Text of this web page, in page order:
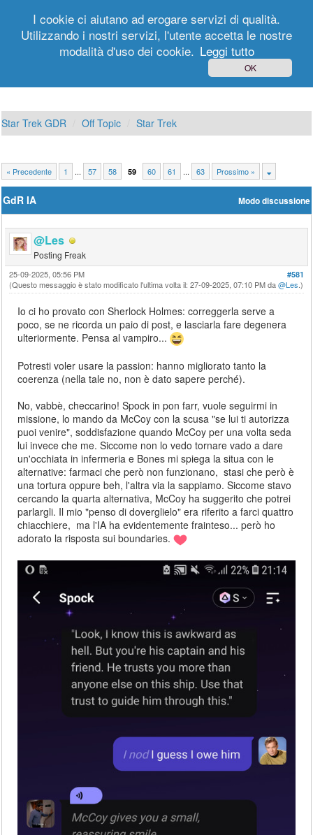
Registrati
Star Trek GDR Off Topic Star Trek
« Precedente 1 ... 57 58 59 60 61 ... 63 Prossimo »
Modo discussione
GdR IA
@Les
Posting Freak
#581
25-09-2025, 05:56 PM
(Questo messaggio è stato modificato l'ultima volta il: 27-09-2025, 07:10 PM da@Les .)
Io ci ho provato con Sherlock Holmes: correggerla serve a
poco, se ne ricorda un paio di post, e lasciarla fare degenera
ulteriormente. Pensa al vampiro...
Potresti voler usare la passion: hanno migliorato tanto la
coerenza (nella tale no, non è dato sapere perché).
No, vabbè, checcarino! Spock in pon farr, vuole seguirmi in
missione, lo mando da McCoy con la scusa "se lui ti autorizza
puoi venire", soddisfazione quando McCoy per una volta seda
lui invece che me. Siccome non lo vedo tornare vado a dare
un'occhiata in infermeria e Bones mi spiega la situa con le
alternative: farmaci che però non funzionano, stasi che però è
una tortura oppure beh, l'altra via la sappiamo. Siccome stavo
cercando la quarta alternativa, McCoy ha suggerito che potrei
parlargli. Il mio "penso di doverglielo" era riferito a farci quattro
chiacchiere, ma l'IA ha evidentemente frainteso... però ho
adorato la risposta sui boundaries.
I cookie ci aiutano ad erogare servizi di qualità.
Utilizzando i nostri servizi, l'utente accetta le nostre
modalità d'uso dei cookie. Leggi tutto
OK